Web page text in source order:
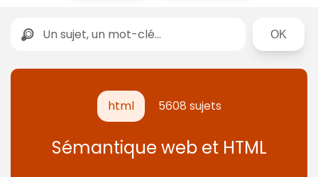
Rechercher
html 5608 sujets
Sémantique web et HTML